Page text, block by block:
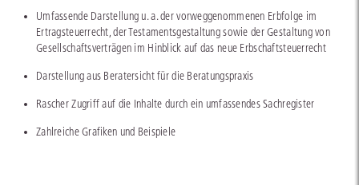
Umfassende Darstellung u. a. der vorweggenommenen Erbfolge im
Ertragsteuerrecht, der Testamentsgestaltung sowie der Gestaltung von
Gesellschaftsverträgen im Hinblick auf das neue Erbschaftsteuerrecht
Darstellung aus Beratersicht für die Beratungspraxis
Rascher Zugriff auf die Inhalte durch ein umfassendes Sachregister
Zahlreiche Grafiken und Beispiele